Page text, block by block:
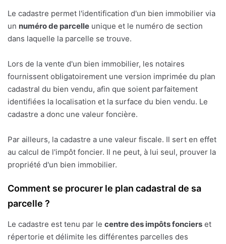
Le cadastre permet l'identification d'un bien immobilier via
un numéro de parcelle unique et le numéro de section
dans laquelle la parcelle se trouve.
Lors de la vente d'un bien immobilier, les notaires
fournissent obligatoirement une version imprimée du plan
cadastral du bien vendu, afin que soient parfaitement
identifiées la localisation et la surface du bien vendu. Le
cadastre a donc une valeur foncière.
Par ailleurs, la cadastre a une valeur fiscale. Il sert en effet
au calcul de l'impôt foncier. Il ne peut, à lui seul, prouver la
propriété d'un bien immobilier.
Comment se procurer le plan cadastral de sa
parcelle ?
Le cadastre est tenu par le centre des impôts fonciers et
répertorie et délimite les différentes parcelles des